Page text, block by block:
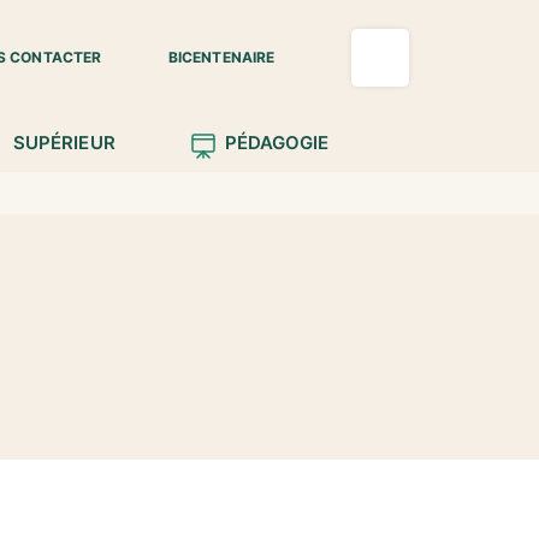
CONTACTER BICENTENAIRE
SUPÉRIEUR PÉDAGOGIE